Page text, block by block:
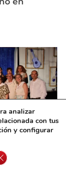
con el
analizar
con tus
y configurar
Cerrar el banner de